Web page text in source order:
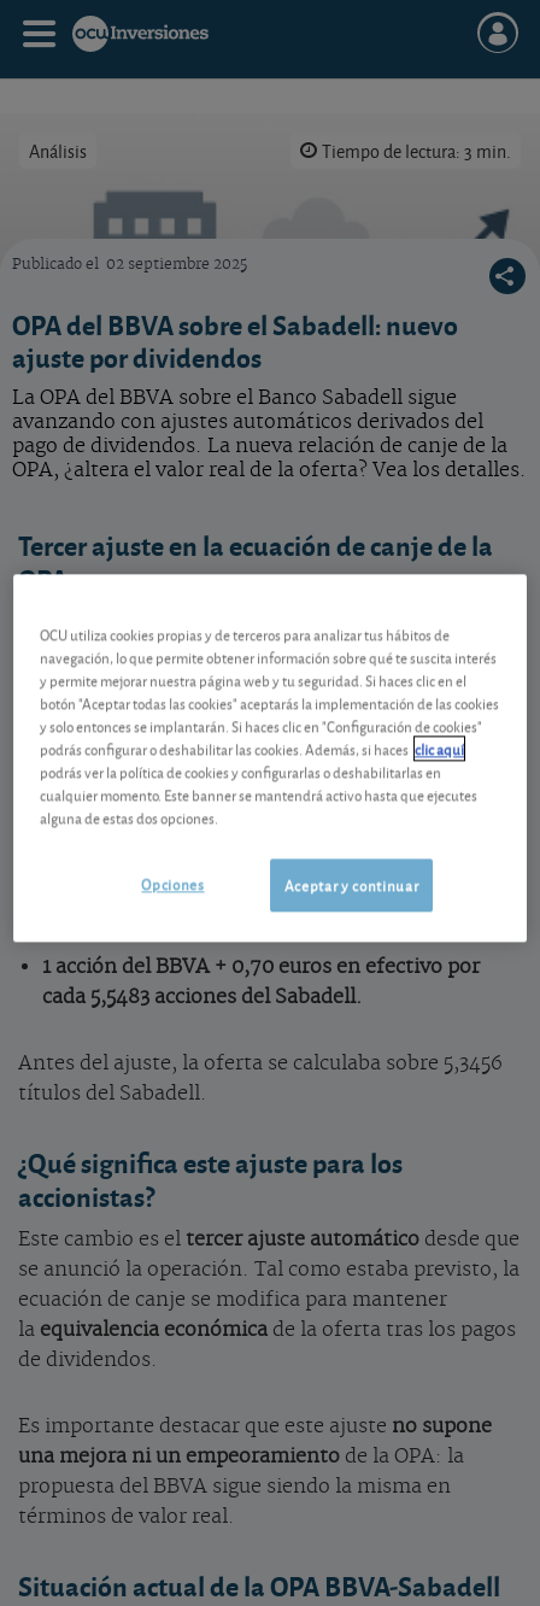
Análisis Tiempo de lectura: 3 min.
Publicado el 02 septiembre 2025
OPA del BBVA sobre el Sabadell: nuevo
ajuste por dividendos
La OPA del BBVA sobre el Banco Sabadell sigue
avanzando con ajustes automáticos derivados del
pago de dividendos. La nueva relación de canje de la
OPA, ¿altera el valor real de la oferta? Vea los detalles.
Tercer ajuste en la ecuación de canje de la
OPA
registrar un cambio. El motivo ha sido eldividendo a
cuenta de 2025, abonado por Sabadell el pasado
de agosto, con un importe de0,07 euros por acción
Este pago obligó alBBVAa realizar un nuevo ajuste
en larelación de canje de la OPA. Desde el27 de
los accionistas queda fijada en:
1 acción del BBVA + 0,70 euros en efectivo por
cada 5,5483 acciones del Sabadell.
Antes del ajuste, la oferta se calculaba sobre 5,3456
títulos del Sabadell.
¿Qué significa este ajuste para los
accionistas?
Este cambio es el tercer ajuste automático desde que
se anunció la operación. Tal como estaba previsto, la
ecuación de canje se modifica para mantener
la equivalencia económica de la oferta tras los pagos
de dividendos.
Es importante destacar que este ajuste no supone
una mejora ni un empeoramiento de la OPA: la
propuesta del BBVA sigue siendo la misma en
términos de valor real.
Situación actual de la OPA BBVA-Sabadell
OCU utiliza cookies propias y de terceros para analizar tus hábitos de
navegación, lo que permite obtener información sobre qué te suscita interés
y permite mejorar nuestra página web y tu seguridad. Si haces clic en el
botón "Aceptar todas las cookies" aceptarás la implementación de las cookies
y solo entonces se implantarán. Si haces clic en "Configuración de cookies"
podrás configurar o deshabilitar las cookies. Además, si haces clic aquí
podrás ver la política de cookies y configurarlas o deshabilitarlas en
cualquier momento. Este banner se mantendrá activo hasta que ejecutes
alguna de estas dos opciones.
Aceptar y continuar
Opciones